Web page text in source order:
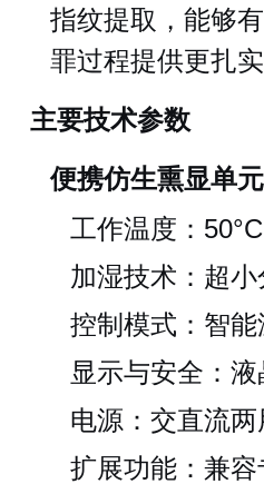
指纹提取，能够
罪过程提供更扎
主要技术参数
便携仿生熏显单元
工作温度：
加湿技术：超
控制模式：智
显示与安全：
电源：交直流
扩展功能：兼